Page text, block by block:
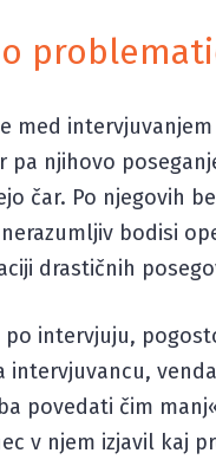
med
pa njihovo
čar. Po njegovih
bodisi
drastičnih
po intervjuju,
intervjuvancu,
povedati čim
v njem izjavil kaj